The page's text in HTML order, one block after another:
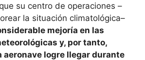
su centro de operaciones –
la situación climatológica–
mejoría en las
y, por tanto,
aeronave logre llegar durante